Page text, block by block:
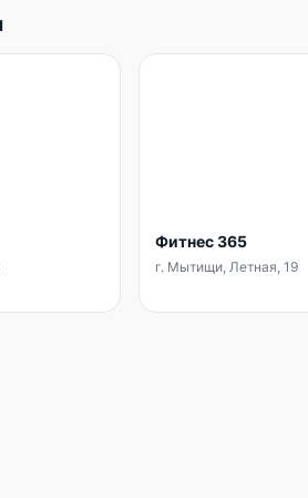
Фитнес 365
г. Мытищи, Летная, 19